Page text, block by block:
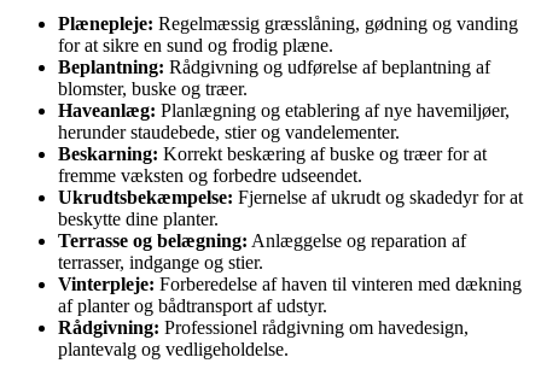
Plænepleje: Regelmæssig græsslåning, gødning og vanding
for at sikre en sund og frodig plæne.
Beplantning: Rådgivning og udførelse af beplantning af
blomster, buske og træer.
Haveanlæg: Planlægning og etablering af nye havemiljøer,
herunder staudebede, stier og vandelementer.
Beskarning: Korrekt beskæring af buske og træer for at
fremme væksten og forbedre udseendet.
Ukrudtsbekæmpelse: Fjernelse af ukrudt og skadedyr for at
beskytte dine planter.
Terrasse og belægning: Anlæggelse og reparation af
terrasser, indgange og stier.
Vinterpleje: Forberedelse af haven til vinteren med dækning
af planter og bådtransport af udstyr.
Rådgivning: Professionel rådgivning om havedesign,
plantevalg og vedligeholdelse.